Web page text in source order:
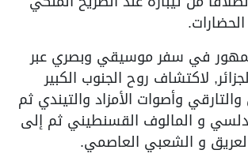
في سفر موسيقي وبصري عبر
لاكتشاف روح الجنوب الكبير
والتارقي وأصوات الأمزاد والتيندي ثم
و المالوف القسنطيني ثم إلى
العريق و الشعبي العاصمي.